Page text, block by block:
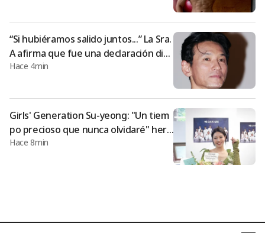
“Si hubiéramos salido juntos...” La Sra.
A afirma que fue una declaración dire
cta de Hwang Jung-min [Star Issue]
Hace 4min
Girls' Generation Su-yeong: "Un tiem
po precioso que nunca olvidaré" her
mosa despedida... 'El mercader de Ve
Hace 8min